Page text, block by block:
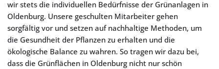
wir stets die individuellen Bedürfnisse der Grünanlagen in
Oldenburg. Unsere geschulten Mitarbeiter gehen
sorgfältig vor und setzen auf nachhaltige Methoden, um
die Gesundheit der Pflanzen zu erhalten und die
ökologische Balance zu wahren. So tragen wir dazu bei,
dass die Grünflächen in Oldenburg nicht nur schön